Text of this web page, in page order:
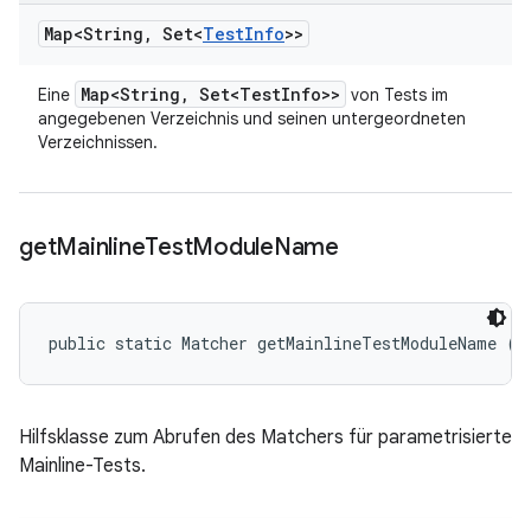
Map<String , Set<TestInfo>>
Eine Map<String , Set<TestInfo>> von Tests im
angegebenen Verzeichnis und seinen untergeordneten
Verzeichnissen.
getMainlineTestModuleName
public static Matcher getMainlineTestModuleName (
Hilfsklasse zum Abrufen des Matchers für parametrisierte
Mainline-Tests.